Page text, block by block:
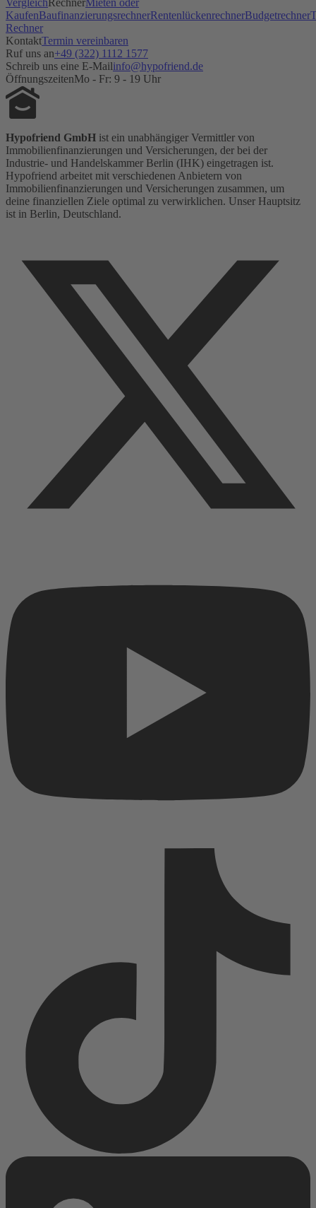
VergleichRechnerMieten oder
KaufenBaufinanzierungsrechnerRentenlückenrechnerBudgetrechner
Rechner
KontaktTermin vereinbaren
Ruf uns an+49 (322) 1112 1577
Schreib uns eine E-Mailinfo@hypofriend.de
ÖffnungszeitenMo - Fr: 9 - 19 Uhr
Hypofriend GmbH ist ein unabhängiger Vermittler von
Immobilienfinanzierungen und Versicherungen, der bei der
Industrie- und Handelskammer Berlin (IHK) eingetragen ist.
Hypofriend arbeitet mit verschiedenen Anbietern von
Immobilienfinanzierungen und Versicherungen zusammen, um
deine finanziellen Ziele optimal zu verwirklichen. Unser Hauptsitz
ist in Berlin, Deutschland.